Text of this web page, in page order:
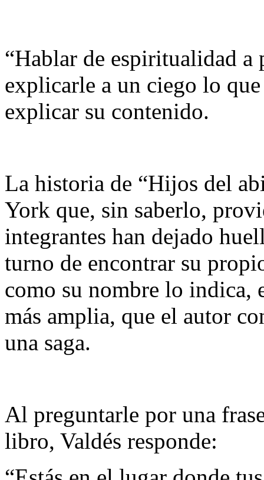
“Hablar de espiritualidad a
explicarle a un ciego lo
explicar su contenido.
La historia de “Hijos del
York que, sin saberlo,
integrantes han dejado
turno de encontrar su
como su nombre lo indica,
más amplia, que el autor
una saga.
Al preguntarle por una
libro, Valdés responde: